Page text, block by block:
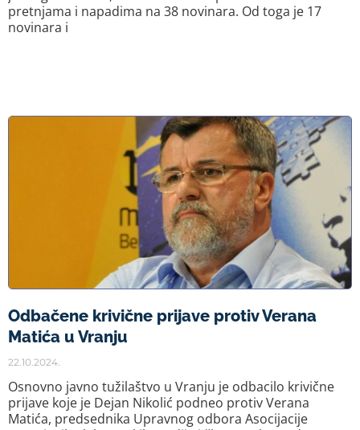
pretnjama i napadima na 38 novinara. Od toga je 17
novinara i
Odbačene krivične prijave protiv Verana
Matića u Vranju
22.10.2024.
Osnovno javno tužilaštvo u Vranju je odbacilo krivične
prijave koje je Dejan Nikolić podneo protiv Verana
Matića, predsednika Upravnog odbora Asocijacije